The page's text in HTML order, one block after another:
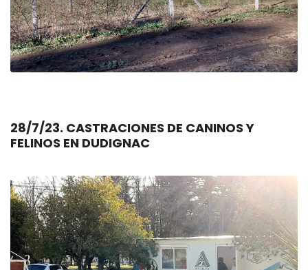
28/7/23. CASTRACIONES DE CANINOS Y
FELINOS EN DUDIGNAC